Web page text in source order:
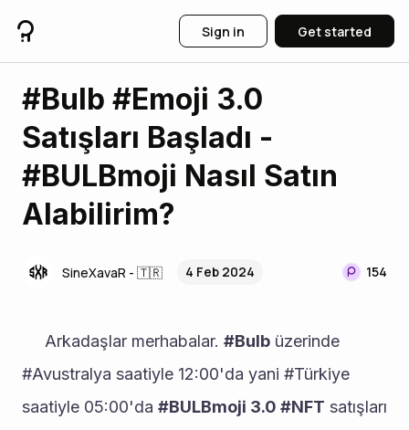
Sign in Get started
#Bulb #Emoji 3.0
Satışları Başladı -
#BULBmoji Nasıl Satın
Alabilirim?
SineXavaR - 🇹🇷 4 Feb 2024 154
     Arkadaşlar merhabalar.
#Bulb üzerinde
#Avustralya saatiyle 12:00'da yani #Türkiye
saatiyle 05:00'da #BULBmoji 3.0 #NFT satışları